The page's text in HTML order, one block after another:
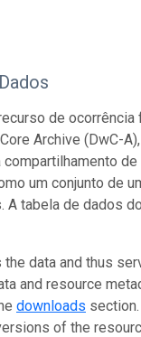
de ocorrência
Archive (DwC-
compartilhamento
um conjunto de
A tabela de dados
data and thus
and resource
downloads
of the